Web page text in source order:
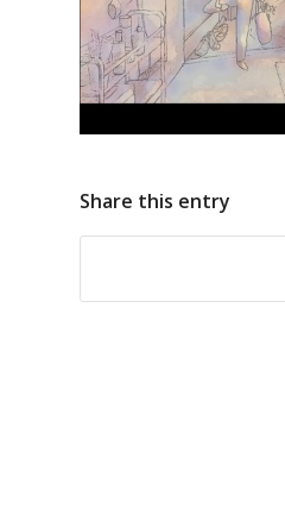
Share this entry